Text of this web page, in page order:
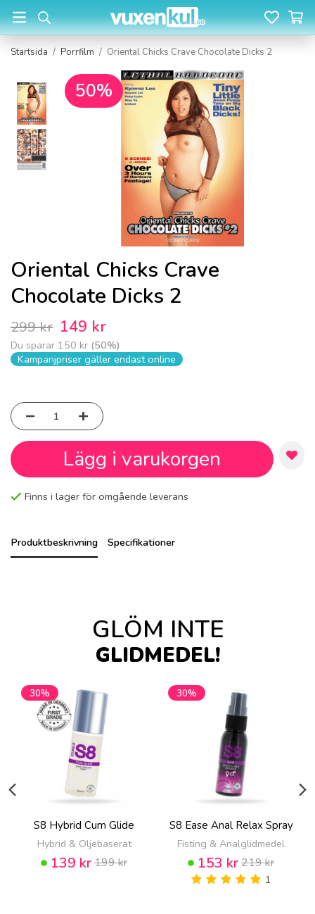
Startsida / Porrfilm / Oriental Chicks Crave Chocolate Dicks 2
50%
Oriental Chicks Crave
Chocolate Dicks 2
299 kr 149 kr
Du sparar 150 kr (50%)
Kampanjpriser gäller endast online
Lägg i varukorgen
Finns i lager för omgående leverans
Produktbeskrivning Specifikationer
GLÖM INTE
GLIDMEDEL!
30%
S8 Hybrid Cum Glide
Hybrid & Oljebaserat
139 kr199 kr
30%
S8 Ease Anal Relax Spray
Fisting & Analglidmedel
153 kr219 kr
1